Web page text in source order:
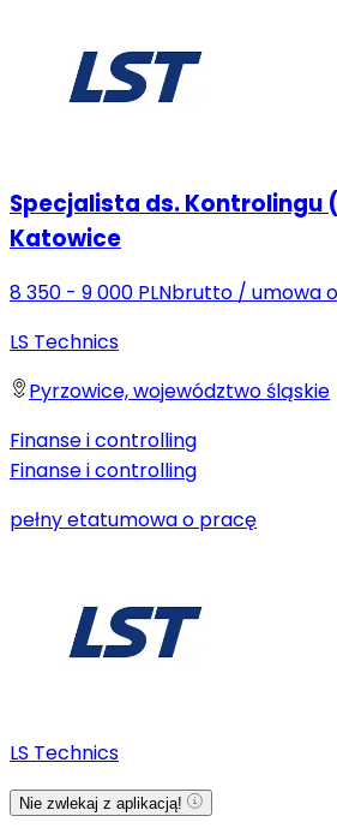
Specjalista ds. Kontrolingu
Katowice
8 350 - 9 000 PLNbrutto / umowa
LS Technics
Pyrzowice, województwo śląskie
Finanse i controlling
Finanse i controlling
pełny etatumowa o pracę
LS Technics
Nie zwlekaj z aplikacją!